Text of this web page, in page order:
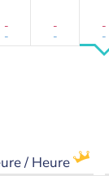
-
-
-
-
-
-
/ Heure